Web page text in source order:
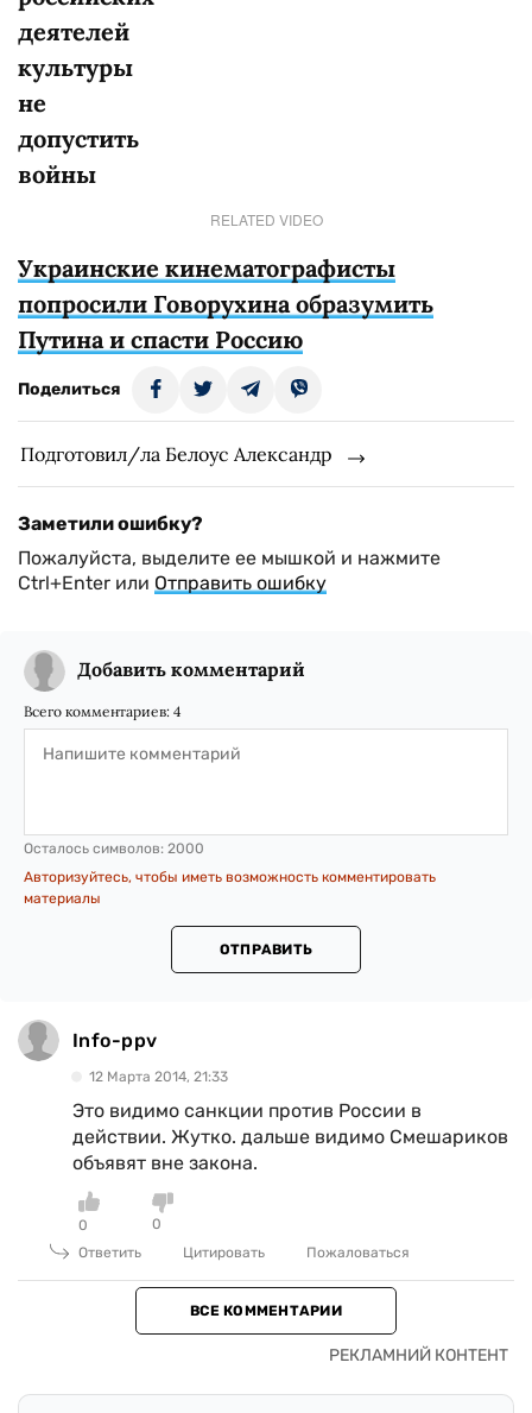
деятелей
культуры
не
допустить
войны
RELATED VIDEO
Украинские кинематографисты
попросили Говорухина образумить
Путина и спасти Россию
Поделиться
Подготовил/ла Белоус Александр
Заметили ошибку?
Пожалуйста, выделите ее мышкой и нажмите
Ctrl+Enter или Отправить ошибку
Добавить комментарий
Всего комментариев: 4
Осталось символов: 2000
Авторизуйтесь, чтобы иметь возможность комментировать
материалы
ОТПРАВИТЬ
Info-ppv
12 Марта 2014, 21:33
Это видимо санкции против России в
действии. Жутко. дальше видимо Смешариков
объявят вне закона.
0
0
Ответить
Цитировать Пожаловаться
ВСЕ КОММЕНТАРИИ